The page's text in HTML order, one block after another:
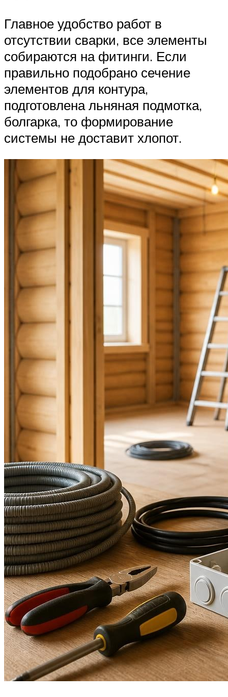
Главное удобство работ в
отсутствии сварки, все элементы
собираются на фитинги. Если
правильно подобрано сечение
элементов для контура,
подготовлена льняная подмотка,
болгарка, то формирование
системы не доставит хлопот.